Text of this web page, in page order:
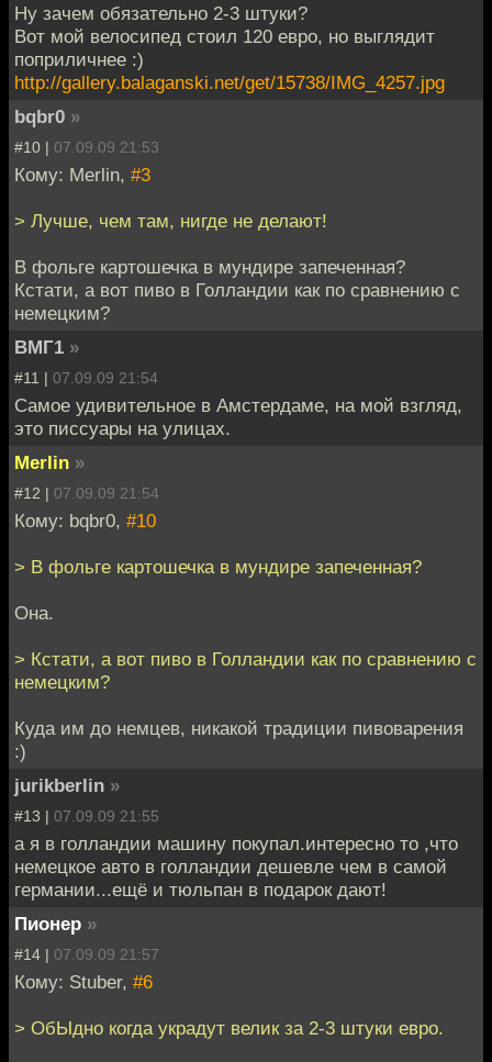
Ну зачем обязательно 2-3 штуки?
Вот мой велосипед стоил 120 евро, но выглядит
поприличнее :)
http://gallery.balaganski.net/get/15738/IMG_4257.jpg
bqbr0 »
#10 | 07.09.09 21:53
Кому: Merlin, #3
> Лучше, чем там, нигде не делают!
В фольге картошечка в мундире запеченная?
Кстати, а вот пиво в Голландии как по сравнению с
немецким?
ВМГ1 »
#11 | 07.09.09 21:54
Самое удивительное в Амстердаме, на мой взгляд,
это писсуары на улицах.
Merlin »
#12 | 07.09.09 21:54
Кому: bqbr0, #10
> В фольге картошечка в мундире запеченная?
Она.
> Кстати, а вот пиво в Голландии как по сравнению с
немецким?
Куда им до немцев, никакой традиции пивоварения
:)
jurikberlin »
#13 | 07.09.09 21:55
а я в голландии машину покупал.интересно то ,что
немецкое авто в голландии дешевле чем в самой
германии...ещё и тюльпан в подарок дают!
Пионер »
#14 | 07.09.09 21:57
Кому: Stuber, #6
> ОбЫдно когда украдут велик за 2-3 штуки евро.